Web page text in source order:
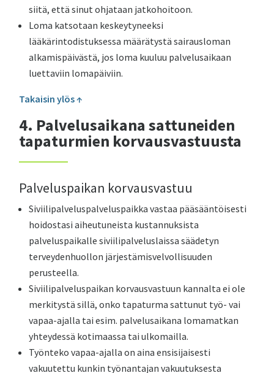
siitä, että sinut ohjataan jatkohoitoon.
Loma katsotaan keskeytyneeksi
lääkärintodistuksessa määrätystä sairausloman
alkamispäivästä, jos loma kuuluu palvelusaikaan
luettaviin lomapäiviin.
Takaisin ylös ↑
4. Palvelusaikana sattuneiden
tapaturmien korvausvastuusta
Palveluspaikan korvausvastuu
Siviilipalveluspalveluspaikka vastaa pääsääntöisesti
hoidostasi aiheutuneista kustannuksista
palveluspaikalle siviilipalveluslaissa säädetyn
terveydenhuollon järjestämisvelvollisuuden
perusteella.
Siviilipalveluspaikan korvausvastuun kannalta ei ole
merkitystä sillä, onko tapaturma sattunut työ- vai
vapaa-ajalla tai esim. palvelusaikana lomamatkan
yhteydessä kotimaassa tai ulkomailla.
Työnteko vapaa-ajalla on aina ensisijaisesti
vakuutettu kunkin työnantajan vakuutuksesta